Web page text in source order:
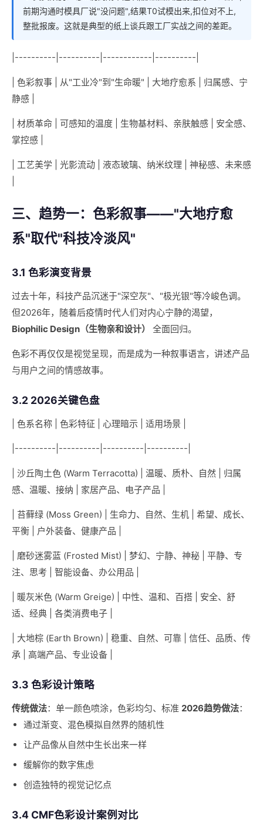
前期沟通时模具厂说"没问题",结果T0试模出来,扣位对不上,
整批报废。这就是典型的纸上谈兵跟工厂实战之间的差距。
|----------|----------|------------|----------|
| 色彩叙事 | 从"工业冷"到"生命暖" | 大地疗愈系 | 归属感、宁
静感 |
| 材质革命 | 可感知的温度 | 生物基材料、亲肤触感 | 安全感、
掌控感 |
| 工艺美学 | 光影流动 | 液态玻璃、纳米纹理 | 神秘感、未来感
三、趋势一：色彩叙事——"大地疗愈
系"取代"科技冷淡风"
3.1 色彩演变背景
过去十年，科技产品沉迷于"深空灰"、"极光银"等冷峻色调。
但2026年，随着后疫情时代人们对内心宁静的渴望，
Biophilic Design（生物亲和设计）
全面回归。
色彩不再仅仅是视觉呈现，而是成为一种叙事语言，讲述产品
与用户之间的情感故事。
3.2 2026关键色盘
| 色系名称 | 色彩特征 | 心理暗示 | 适用场景 |
|----------|----------|----------|----------|
| 沙丘陶土色 (Warm Terracotta) | 温暖、质朴、自然 | 归属
感、温暖、接纳 | 家居产品、电子产品 |
| 苔藓绿 (Moss Green) | 生命力、自然、生机 | 希望、成长、
平衡 | 户外装备、健康产品 |
| 磨砂迷雾蓝 (Frosted Mist) | 梦幻、宁静、神秘 | 平静、专
注、思考 | 智能设备、办公用品 |
| 暖灰米色 (Warm Greige) | 中性、温和、百搭 | 安全、舒
适、经典 | 各类消费电子 |
| 大地棕 (Earth Brown) | 稳重、自然、可靠 | 信任、品质、传
承 | 高端产品、专业设备 |
3.3 色彩设计策略
传统做法：单一颜色喷涂，色彩均匀、标准 2026趋势做法：
通过渐变、混色模拟自然界的随机性
让产品像从自然中生长出来一样
缓解你的数字焦虑
创造独特的视觉记忆点
3.4 CMF色彩设计案例对比